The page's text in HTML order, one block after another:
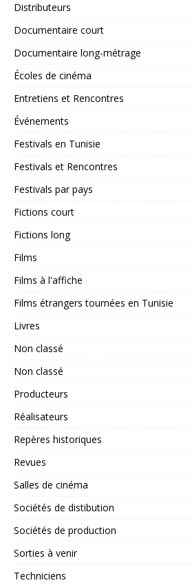
Distributeurs
Documentaire court
Documentaire long-métrage
Écoles de cinéma
Entretiens et Rencontres
Événements
Festivals en Tunisie
Festivals et Rencontres
Festivals par pays
Fictions court
Fictions long
Films
Films à l'affiche
Films étrangers tournées en Tunisie
Livres
Non classé
Non classé
Producteurs
Réalisateurs
Repères historiques
Revues
Salles de cinéma
Sociétés de distibution
Sociétés de production
Sorties à venir
Techniciens